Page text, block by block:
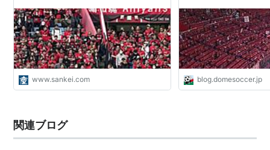
www.sankei.com blog.domesoccer.jp
関連ブログ